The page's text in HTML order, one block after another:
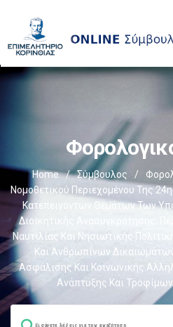
Home / Σύμβουλος /
Νομοθετικού Περιεχομένου Της
Κατεπειγόντων Θεμάτων Των
Διοικητικής Ανασυγκρότησης,
Ναυτιλίας Και Νησιωτικής
Και Ανθρωπίνων
Ασφάλισης Και Κοινωνικής
Ανάπτυξης Και